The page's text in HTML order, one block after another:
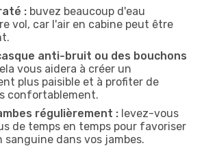
: buvez beaucoup d'eau
vol, car l'air en cabine peut être
anti-bruit ou des bouchons
vous aidera à créer un
plus paisible et à profiter de
confortablement.
régulièrement : levez-vous
de temps en temps pour favoriser
sanguine dans vos jambes.